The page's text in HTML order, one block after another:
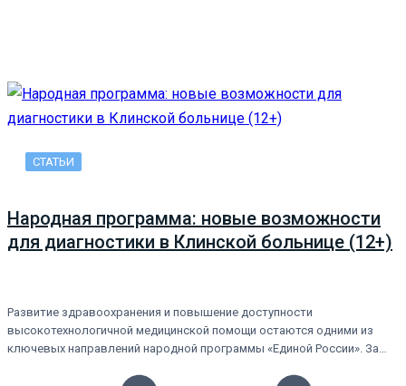
СТАТЬИ
Народная программа: новые возможности
для диагностики в Клинской больнице (12+)
Развитие здравоохранения и повышение доступности
высокотехнологичной медицинской помощи остаются одними из
ключевых направлений народной программы «Единой России». За…